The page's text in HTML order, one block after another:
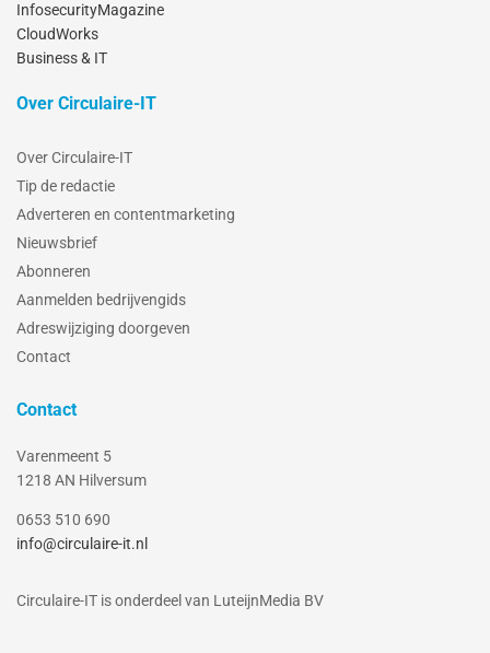
InfosecurityMagazine
CloudWorks
Business & IT
Over Circulaire-IT
Over Circulaire-IT
Tip de redactie
Adverteren en contentmarketing
Nieuwsbrief
Abonneren
Aanmelden bedrijvengids
Adreswijziging doorgeven
Contact
Contact
Varenmeent 5
1218 AN Hilversum
0653 510 690
info@circulaire-it.nl
Circulaire-IT is onderdeel van LuteijnMedia BV